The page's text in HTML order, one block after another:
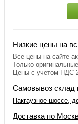
Низкие цены на
Все цены на сайте
Только
Цены с учетом НДС
Самовывоз склад
Пакгаузное шоссе,
Доставка по